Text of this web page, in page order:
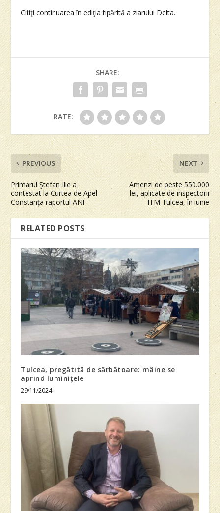
Citiţi continuarea în ediţia tipărită a ziarului Delta.
SHARE:
RATE:
PREVIOUS
Primarul Ştefan Ilie a
contestat la Curtea de Apel
Constanţa raportul ANI
NEXT
Amenzi de peste 550.000
lei, aplicate de inspectorii
ITM Tulcea, în iunie
RELATED POSTS
Tulcea, pregătită de sărbătoare: mâine se
aprind luminiţele
29/11/2024